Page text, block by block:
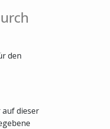
den
dieser